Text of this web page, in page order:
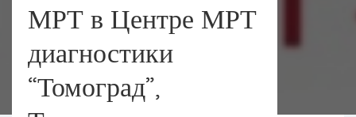
МРТ в Центре МРТ
диагностики
“Томоград”,